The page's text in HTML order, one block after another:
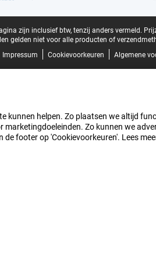
zijn inclusief btw, tenzij anders vermeld.
gelden niet voor alle producten of
Impressum Cookievoorkeuren Algemene
kunnen helpen. Zo plaatsen we altijd
Zo kunnen we
footer op 'Cookievoorkeuren'. Lees